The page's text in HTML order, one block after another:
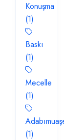
Konuşma
(1)
Baskı
(1)
Mecelle
(1)
(1)